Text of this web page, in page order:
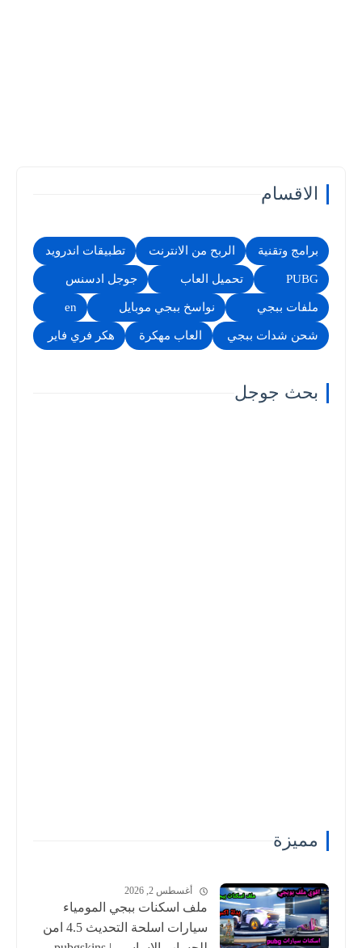
الاقسام
برامج وتقنية الربح من الانترنت تطبيقات اندرويد
PUBG تحميل العاب جوجل ادسنس
ملفات ببجي نواسخ ببجي موبايل en
شحن شدات ببجي العاب مهكرة هكر فري فاير
بحث جوجل
مميزة
أغسطس 2, 2026
ملف اسكنات ببجي المومياء
سيارات اسلحة التحديث 4.5 امن